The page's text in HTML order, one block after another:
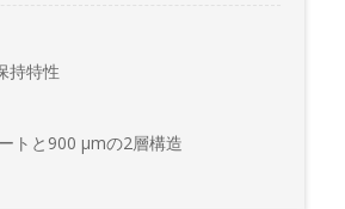
持特性
トと900 μmの2層構造